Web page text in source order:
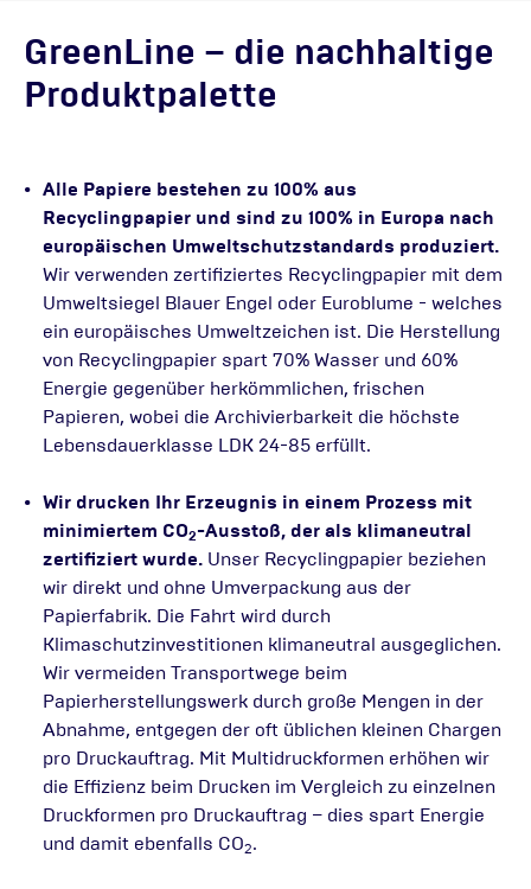
GreenLine – die nachhaltige
Produktpalette
Alle Papiere bestehen zu 100% aus
Recyclingpapier und sind zu 100% in Europa nach
europäischen Umweltschutzstandards produziert.
Wir verwenden zertifiziertes Recyclingpapier mit dem
Umweltsiegel Blauer Engel oder Euroblume - welches
ein europäisches Umweltzeichen ist. Die Herstellung
von Recyclingpapier spart 70% Wasser und 60%
Energie gegenüber herkömmlichen, frischen
Papieren, wobei die Archivierbarkeit die höchste
Lebensdauerklasse LDK 24-85 erfüllt.
Wir drucken Ihr Erzeugnis in einem Prozess mit
minimiertem CO2-Ausstoß, der als klimaneutral
zertifiziert wurde. Unser Recyclingpapier beziehen
wir direkt und ohne Umverpackung aus der
Papierfabrik. Die Fahrt wird durch
Klimaschutzinvestitionen klimaneutral ausgeglichen.
Wir vermeiden Transportwege beim
Papierherstellungswerk durch große Mengen in der
Abnahme, entgegen der oft üblichen kleinen Chargen
pro Druckauftrag. Mit Multidruckformen erhöhen wir
die Effizienz beim Drucken im Vergleich zu einzelnen
Druckformen pro Druckauftrag – dies spart Energie
und damit ebenfalls CO2.